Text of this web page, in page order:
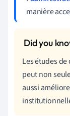
manière
Les études
peut non
aussi